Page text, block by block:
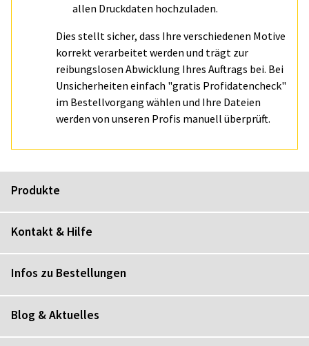
allen Druckdaten hochzuladen.
Dies stellt sicher, dass Ihre verschiedenen Motive
korrekt verarbeitet werden und trägt zur
reibungslosen Abwicklung Ihres Auftrags bei. Bei
Unsicherheiten einfach "gratis Profidatencheck"
im Bestellvorgang wählen und Ihre Dateien
werden von unseren Profis manuell überprüft.
Produkte
Kontakt & Hilfe
Infos zu Bestellungen
Blog & Aktuelles